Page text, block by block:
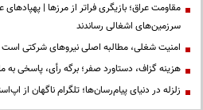
مقاومت عراق؛ بازیگری فراتر از مرزها | پهپادهای
سرزمین‌های اشغالی رساندند
‌امنیت شغلی، مطالبه اصلی نیروهای شرکتی است
هزینه گزاف، دستاورد صفر؛ برگه رأی، پاسخی به
زلزله در دنیای پیام‌رسان‌ها؛ تلگرام ناگهان از